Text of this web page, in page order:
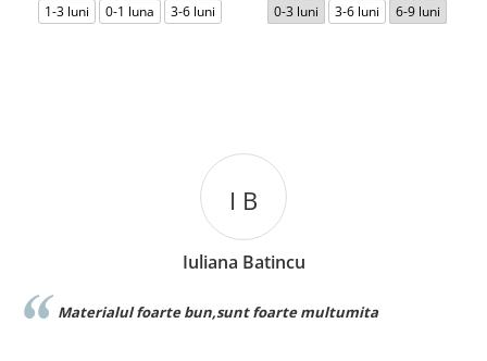
1-3 luni 0-1 luna 3-6 luni 0-3 luni 3-6 luni 6-9 luni
Iuliana Batincu
foarte bun,sunt foarte multumita